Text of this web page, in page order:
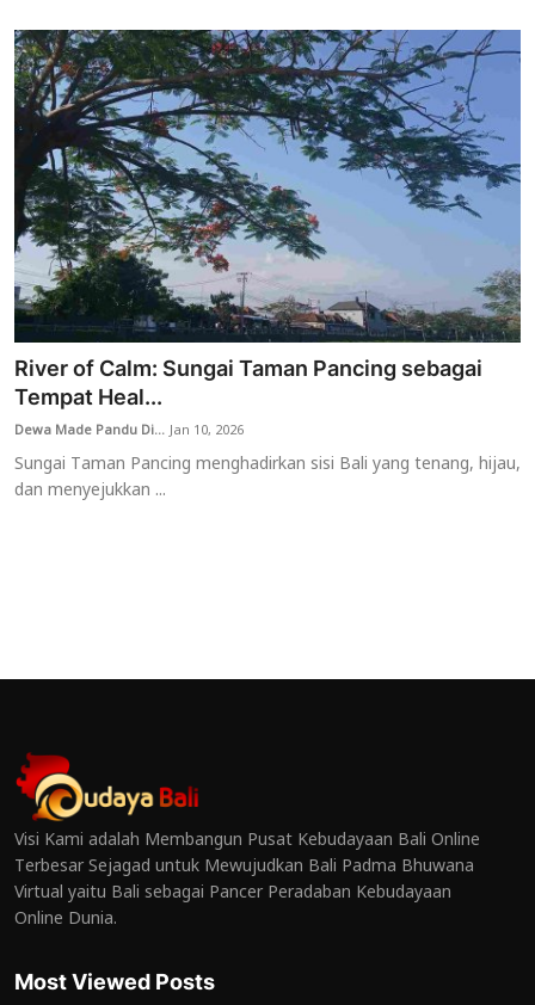
River of Calm: Sungai Taman Pancing sebagai
Tempat Heal...
Dewa Made Pandu Di...Jan 10, 2026
Sungai Taman Pancing menghadirkan sisi Bali yang tenang, hijau,
dan menyejukkan ...
Visi Kami adalah Membangun Pusat Kebudayaan Bali Online
Terbesar Sejagad untuk Mewujudkan Bali Padma Bhuwana
Virtual yaitu Bali sebagai Pancer Peradaban Kebudayaan
Online Dunia.
Most Viewed Posts